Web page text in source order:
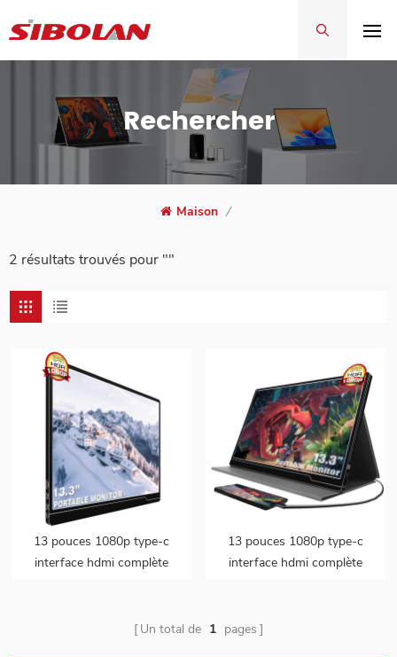
Rechercher
Maison /
2 résultats trouvés pour ""
13 pouces 1080p type-c
interface hdmi complète
13 pouces 1080p type-c
interface hdmi complète
Un total de 1 pages